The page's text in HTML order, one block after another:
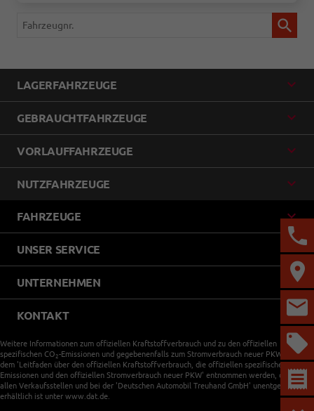
Fahrzeugnr.
LAGERFAHRZEUGE
GEBRAUCHTFAHRZEUGE
VORLAUFFAHRZEUGE
NUTZFAHRZEUGE
FAHRZEUGE
UNSER SERVICE
UNTERNEHMEN
KONTAKT
Weitere Informationen zum offiziellen Kraftstoffverbrauch und zu den offiziellen
spezifischen CO 2-Emissionen und gegebenenfalls zum Stromverbrauch neuer PKW können
dem 'Leitfaden über den offiziellen Kraftstoffverbrauch, die offiziellen spezifischen CO -
Emissionen und den offiziellen Stromverbrauch neuer PKW' entnommen werden, der an
allen Verkaufsstellen und bei der 'Deutschen Automobil Treuhand GmbH' unentgeltlich
erhältlich ist unter www.dat.de.